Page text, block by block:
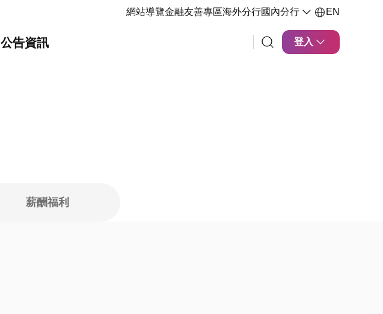
網站導覽金融友善專區海外分行國內分行 EN
公告資訊 登入
薪酬福利